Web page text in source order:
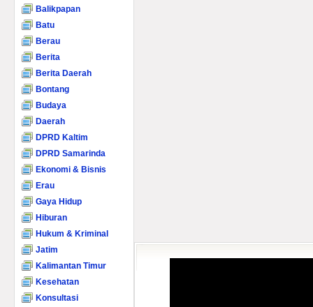
Balikpapan
Batu
Berau
Berita
Berita Daerah
Bontang
Budaya
Daerah
DPRD Kaltim
DPRD Samarinda
Ekonomi & Bisnis
Erau
Gaya Hidup
Hiburan
Hukum & Kriminal
Jatim
Kalimantan Timur
Kesehatan
Konsultasi